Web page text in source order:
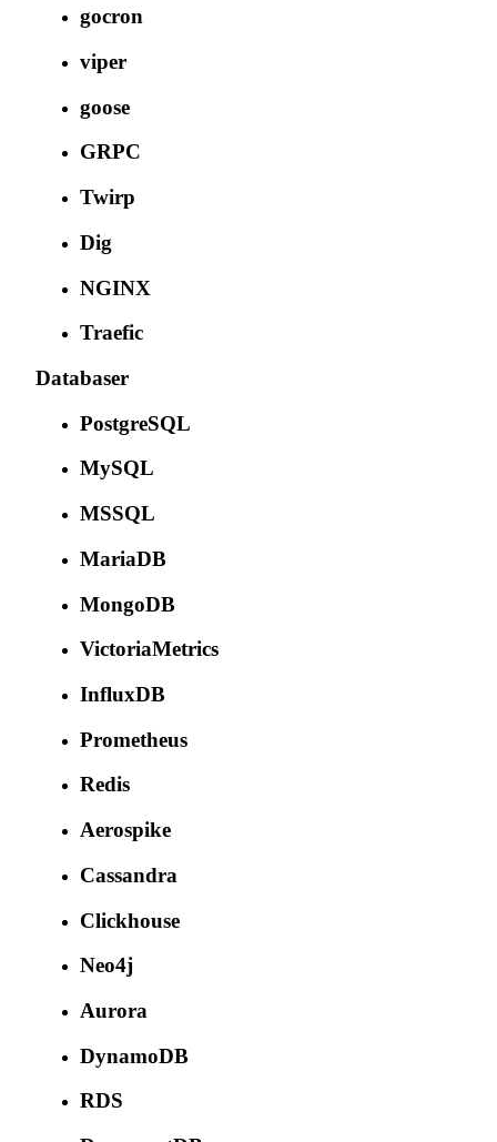
gocron
viper
goose
GRPC
Twirp
Dig
NGINX
Traefic
Databaser
PostgreSQL
MySQL
MSSQL
MariaDB
MongoDB
VictoriaMetrics
InfluxDB
Prometheus
Redis
Aerospike
Cassandra
Clickhouse
Neo4j
Aurora
DynamoDB
RDS